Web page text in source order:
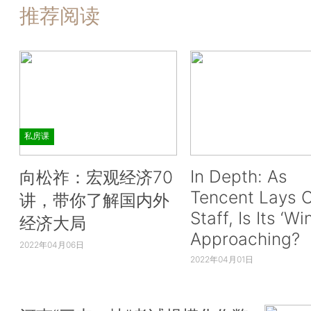
推荐阅读
私房课
向松祚：宏观经济70
讲，带你了解国内外
经济大局
2022年04月06日
In Depth: As
Tencent Lays
Staff, Is Its
Approaching?
2022年04月01日